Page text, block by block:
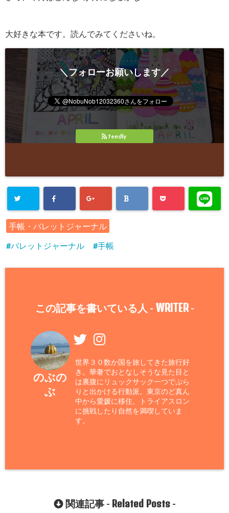
大好きな本です。読んでみてくださいね。
＼フォローお願いします／
feedly
手帳・バレットジャーナル
バレットジャーナル
手帳
この記事を書いている人 - WRITER-
のぶの
ぶ
世界３０数か国を旅してきた旅行好
き。華奢でおとなしそうな見た目と
は裏腹にリュックサック一つでぷら
りと出かける行動派。東京のど真ん
中から愛媛に移住。トライアスロン
に挑戦したり自然を満喫していま
す。
関連記事 - Related Posts-